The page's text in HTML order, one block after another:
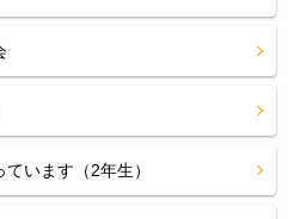
います（2年生）